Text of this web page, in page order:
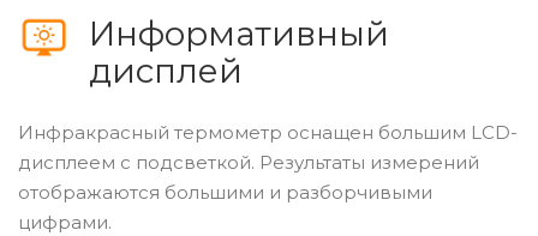
Информативный
дисплей
Инфракрасный термометр оснащен большим LCD-
дисплеем c подсветкой. Результаты измерений
отображаются большими и разборчивыми
цифрами.